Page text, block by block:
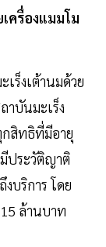
ครื่องแมมโม
เร็งเต้านมด้วย
าบันมะเร็ง
สิทธิที่มีอายุ
ประวัติญาติ
บริการ โดย
ล้านบาท